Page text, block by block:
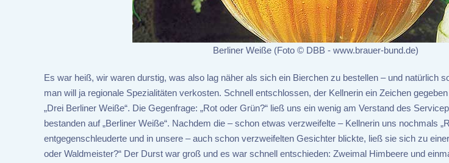
Berliner Weiße (Foto © DBB - www.brauer-bund.de)
Es war heiß, wir waren durstig, was also lag näher als sich ein Bierchen zu bestellen – und natürlich
man will ja regionale Spezialitäten verkosten. Schnell entschlossen, der Kellnerin ein Zeichen
„Drei Berliner Weiße“. Die Gegenfrage: „Rot oder Grün?“ ließ uns ein wenig am Verstand des
bestanden auf „Berliner Weiße“. Nachdem die – schon etwas verzweifelte – Kellnerin uns nochmals
entgegenschleuderte und in unsere – auch schon verzweifelten Gesichter blickte, ließ sie sich zu
oder Waldmeister?“ Der Durst war groß und es war schnell entschieden: Zweimal Himbeere und